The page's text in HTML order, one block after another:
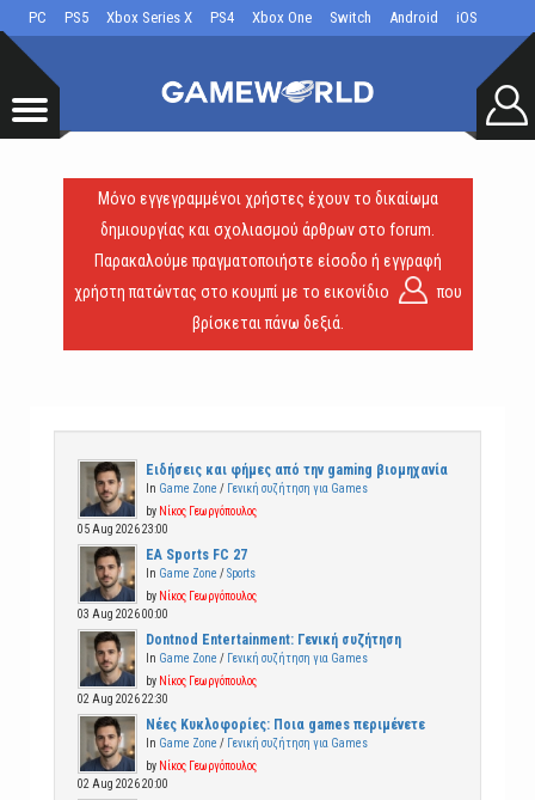
PC PS5 Xbox Series X PS4 Xbox One Switch Android iOS
Μόνο εγγεγραμμένοι χρήστες έχουν το δικαίωμα
δημιουργίας και σχολιασμού άρθρων στο forum.
Παρακαλούμε πραγματοποιήστε είσοδο ή εγγραφή
χρήστη πατώντας στο κουμπί με το εικονίδιο
που
βρίσκεται πάνω δεξιά.
Ειδήσεις και φήμες από την gaming βιομηχανία
In Game Zone / Γενική συζήτηση για Games
by Νίκος Γεωργόπουλος
05 Aug 2026 23:00
EA Sports FC 27
In Game Zone /Sports
by Νίκος Γεωργόπουλος
03 Aug 2026 00:00
Dontnod Entertainment: Γενική συζήτηση
In Game Zone / Γενική συζήτηση για Games
by Νίκος Γεωργόπουλος
02 Aug 2026 22:30
Νέες Κυκλοφορίες: Ποια games περιμένετε
In Game Zone / Γενική συζήτηση για Games
by Νίκος Γεωργόπουλος
02 Aug 2026 20:00